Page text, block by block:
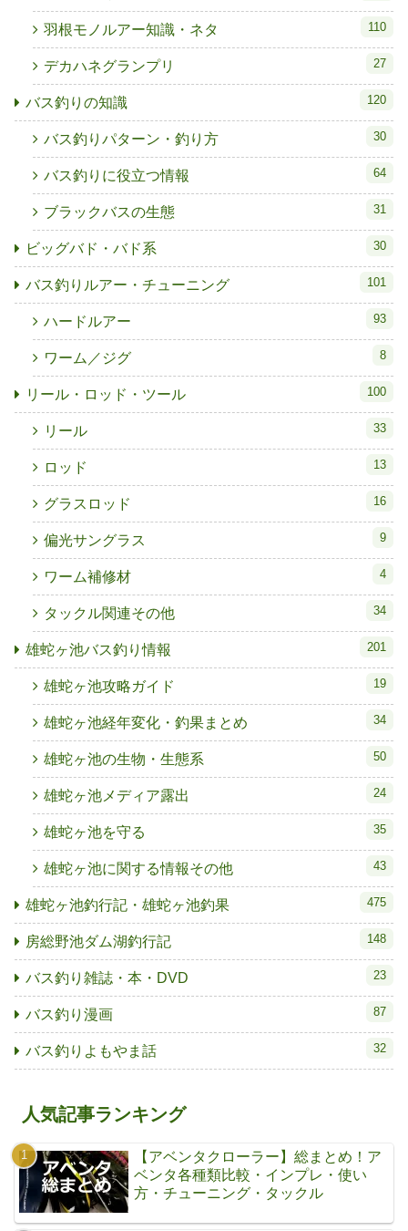
羽根モノルアー知識・ネタ 110
デカハネグランプリ 27
バス釣りの知識 120
バス釣りパターン・釣り方 30
バス釣りに役立つ情報 64
ブラックバスの生態 31
ビッグバド・バド系 30
バス釣りルアー・チューニング 101
ハードルアー 93
ワーム／ジグ 8
リール・ロッド・ツール 100
リール 33
ロッド 13
グラスロッド 16
偏光サングラス 9
ワーム補修材 4
タックル関連その他 34
雄蛇ヶ池バス釣り情報 201
雄蛇ヶ池攻略ガイド 19
雄蛇ヶ池経年変化・釣果まとめ 34
雄蛇ヶ池の生物・生態系 50
雄蛇ヶ池メディア露出 24
雄蛇ヶ池を守る 35
雄蛇ヶ池に関する情報その他 43
雄蛇ヶ池釣行記・雄蛇ヶ池釣果 475
房総野池ダム湖釣行記 148
バス釣り雑誌・本・DVD 23
バス釣り漫画 87
バス釣りよもやま話 32
人気記事ランキング
【アベンタクローラー】総まとめ！ア
ベンタ各種類比較・インプレ・使い
方・チューニング・タックル